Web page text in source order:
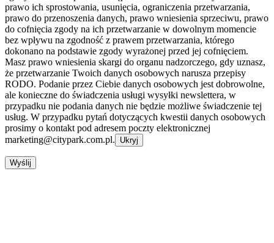
prawo ich sprostowania, usunięcia, ograniczenia przetwarzania,
prawo do przenoszenia danych, prawo wniesienia sprzeciwu, prawo
do cofnięcia zgody na ich przetwarzanie w dowolnym momencie
bez wpływu na zgodność z prawem przetwarzania, którego
dokonano na podstawie zgody wyrażonej przed jej cofnięciem.
Masz prawo wniesienia skargi do organu nadzorczego, gdy uznasz,
że przetwarzanie Twoich danych osobowych narusza przepisy
RODO. Podanie przez Ciebie danych osobowych jest dobrowolne,
ale konieczne do świadczenia usługi wysyłki newslettera, w
przypadku nie podania danych nie będzie możliwe świadczenie tej
usług. W przypadku pytań dotyczących kwestii danych osobowych
prosimy o kontakt pod adresem poczty elektronicznej
marketing@citypark.com.pl.
Ukryj